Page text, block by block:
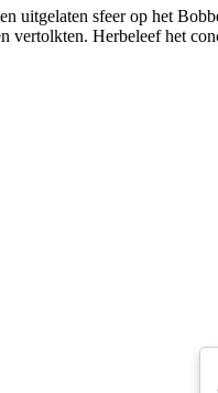
uitgelaten sfeer op het
vertolkten. Herbeleef het